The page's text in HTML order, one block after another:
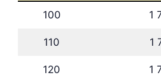
100 1
110 1
120 1